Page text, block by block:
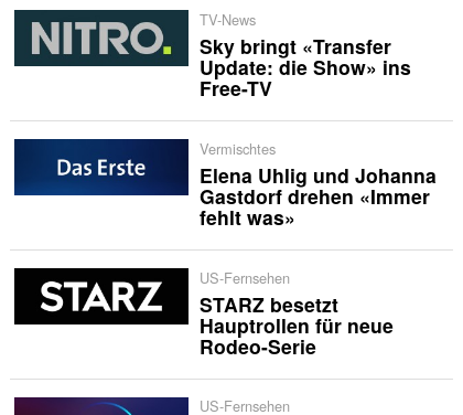
TV-News
Sky bringt «Transfer
Update: die Show» ins
Free-TV
Vermischtes
Elena Uhlig und Johanna
Gastdorf drehen «Immer
fehlt was»
US-Fernsehen
STARZ besetzt
Hauptrollen für neue
Rodeo-Serie
US-Fernsehen